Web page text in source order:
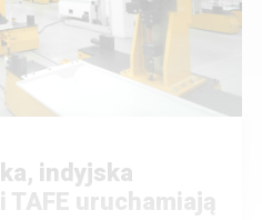
indyjska
uruchamiają